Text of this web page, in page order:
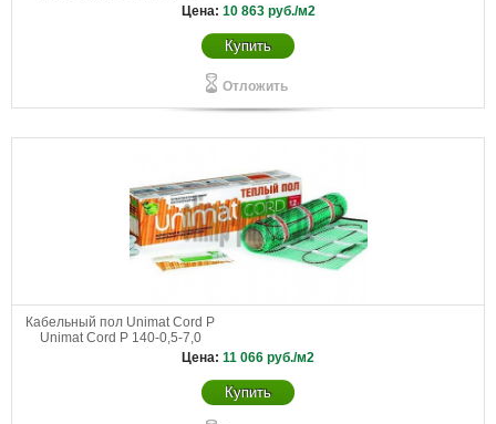
Цена: 10 863 руб./м2
Купить
Отложить
Кабельный пол Unimat Cord P
Unimat Cord P 140-0,5-7,0
Цена: 11 066 руб./м2
Купить